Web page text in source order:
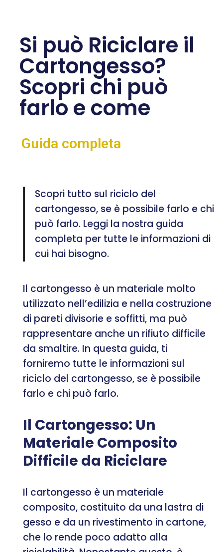
Si può Riciclare il
Cartongesso?
Scopri chi può
farlo e come
Guida completa
Scopri tutto sul riciclo del
cartongesso, se è possibile farlo e chi
può farlo. Leggi la nostra guida
completa per tutte le informazioni di
cui hai bisogno.
Il cartongesso è un materiale molto
utilizzato nell’edilizia e nella costruzione
di pareti divisorie e soffitti, ma può
rappresentare anche un rifiuto difficile
da smaltire. In questa guida, ti
forniremo tutte le informazioni sul
riciclo del cartongesso, se è possibile
farlo e chi può farlo.
Il Cartongesso: Un
Materiale Composito
Difficile da Riciclare
Il cartongesso è un materiale
composito, costituito da una lastra di
gesso e da un rivestimento in cartone,
che lo rende poco adatto alla